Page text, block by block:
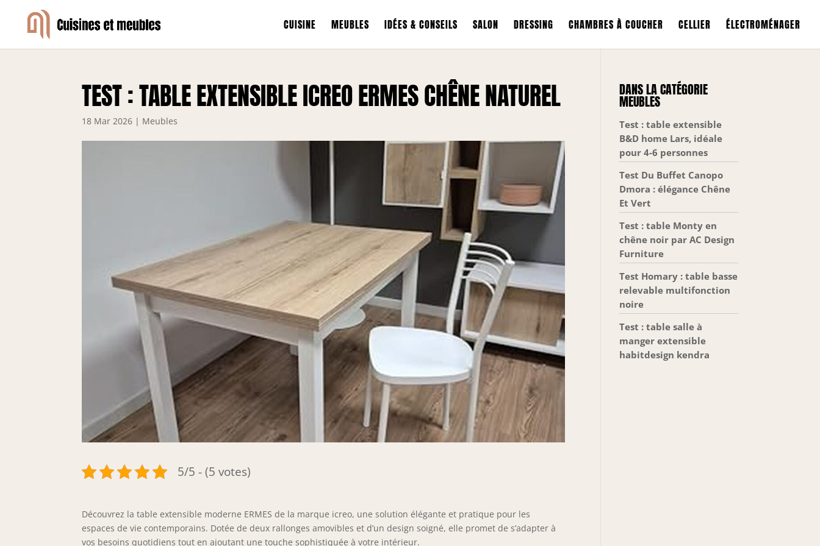
CUISINE MEUBLES IDÉES & CONSEILS SALON DRESSING CHAMBRES À COUCHER CELLIER ÉLECTROMÉNAGER
TEST : TABLE EXTENSIBLE ICREO ERMES CHÊNE NATUREL
18 Mar 2026 | Meubles
5/5 - (5 votes)
Découvrez la table extensible moderne ERMES de la marque icreo, une solution élégante et pratique pour les
espaces de vie contemporains. Dotée de deux rallonges amovibles et d’un design soigné, elle promet de s’adapter à
vos besoins quotidiens tout en ajoutant une touche sophistiquée à votre intérieur.
DANS LA CATÉGORIE
MEUBLES
Test : table extensible
B&D home Lars, idéale
pour 4-6 personnes
Test Du Buffet Canopo
Dmora : élégance Chêne
Et Vert
Test : table Monty en
chêne noir par AC Design
Furniture
Test Homary : table basse
relevable multifonction
noire
Test : table salle à
manger extensible
habitdesign kendra